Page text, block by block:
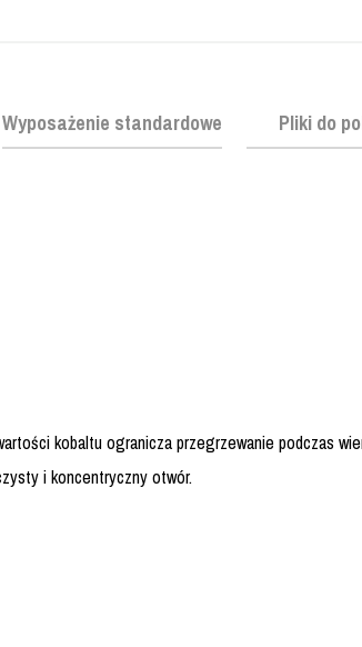
Wyposażenie standardowe Pliki do
kobaltu ogranicza przegrzewanie podczas
i koncentryczny otwór.